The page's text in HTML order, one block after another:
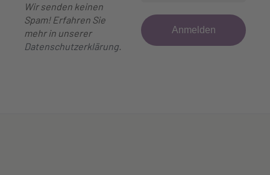
Wir senden keinen
Spam! Erfahren Sie
mehr in unserer
Datenschutzerklärung.